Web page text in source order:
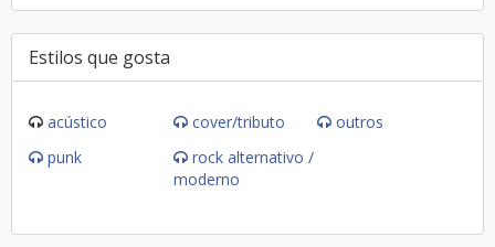
Estilos que gosta
acústico cover/tributo
outros
punk
rock alternativo /
moderno